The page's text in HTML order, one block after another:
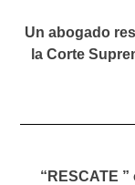
Un abogado
la Corte
“RESCATE